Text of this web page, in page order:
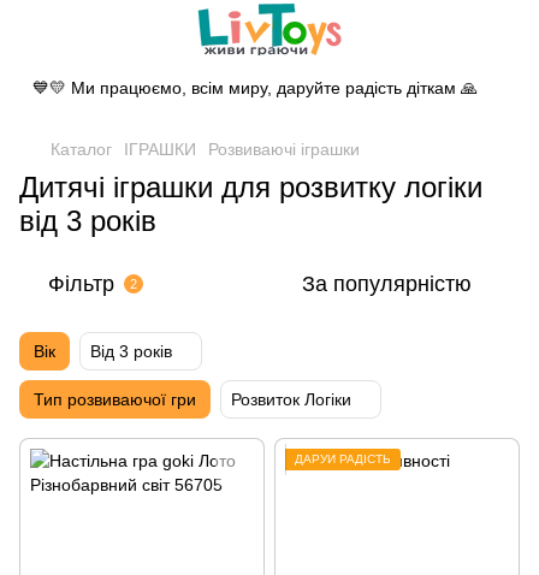
💙💛 Ми працюємо, всім миру, даруйте радість діткам 🙏
Каталог ІГРАШКИ Розвиваючі іграшки
Дитячі іграшки для розвитку логіки
від 3 років
Фільтр 2 За популярністю
Вік Від 3 років
Тип розвиваючої гри Розвиток Логіки
ДАРУЙ РАДІСТЬ